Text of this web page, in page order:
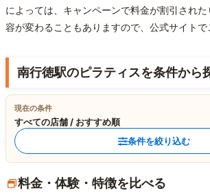
によっては、キャンペーンで料金が割引され
容が変わることもありますので、公式サイトで
南行徳駅のピラティスを条件から
現在の条件
すべての店舗 / おすすめ順
条件を絞り込む
料金・体験・特徴を比べる